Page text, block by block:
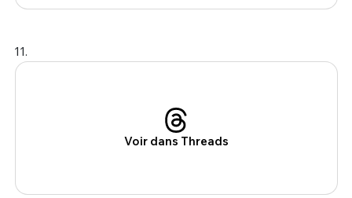
11.
Voir dans Threads